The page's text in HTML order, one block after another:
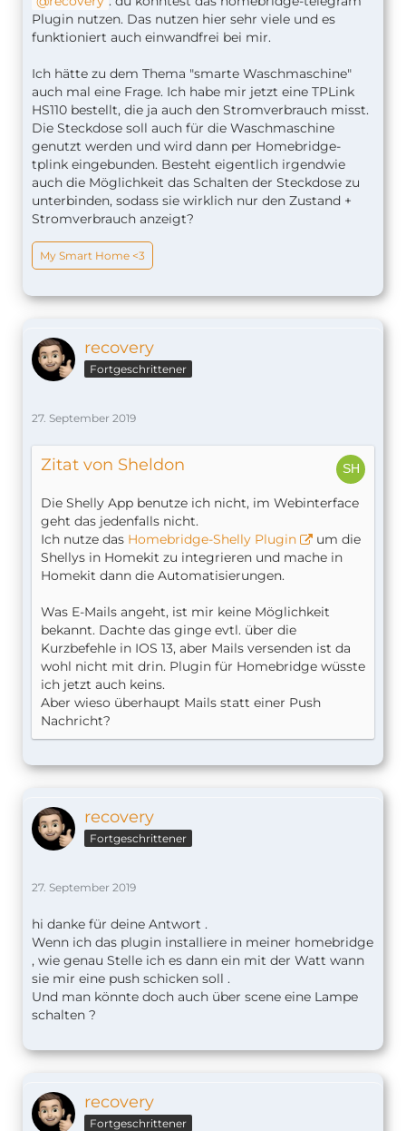
Plugin nutzen. Das nutzen hier sehr viele und es
funktioniert auch einwandfrei bei mir.
Ich hätte zu dem Thema "smarte Waschmaschine"
auch mal eine Frage. Ich habe mir jetzt eine TPLink
HS110 bestellt, die ja auch den Stromverbrauch misst.
Die Steckdose soll auch für die Waschmaschine
genutzt werden und wird dann per Homebridge-
tplink eingebunden. Besteht eigentlich irgendwie
auch die Möglichkeit das Schalten der Steckdose zu
unterbinden, sodass sie wirklich nur den Zustand +
Stromverbrauch anzeigt?
My Smart Home <3
recovery
Fortgeschrittener
27. September 2019
Zitat von Sheldon
Die Shelly App benutze ich nicht, im Webinterface
geht das jedenfalls nicht.
Ich nutze das Homebridge-Shelly Plugin
um die
Shellys in Homekit zu integrieren und mache in
Homekit dann die Automatisierungen.
Was E-Mails angeht, ist mir keine Möglichkeit
bekannt. Dachte das ginge evtl. über die
Kurzbefehle in IOS 13, aber Mails versenden ist da
wohl nicht mit drin. Plugin für Homebridge wüsste
ich jetzt auch keins.
Aber wieso überhaupt Mails statt einer Push
Nachricht?
recovery
Fortgeschrittener
27. September 2019
hi danke für deine Antwort .
Wenn ich das plugin installiere in meiner homebridge
, wie genau Stelle ich es dann ein mit der Watt wann
sie mir eine push schicken soll .
Und man könnte doch auch über scene eine Lampe
schalten ?
recovery
Fortgeschrittener